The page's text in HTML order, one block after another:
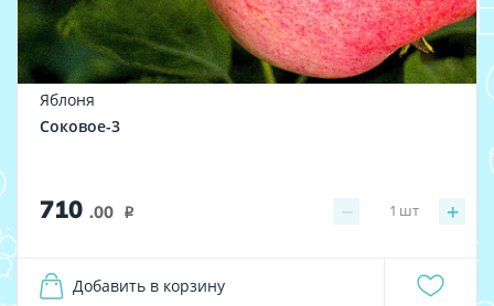
Яблоня
Соковое-3
710 .00 i − +
1 шт
Добавить в корзину